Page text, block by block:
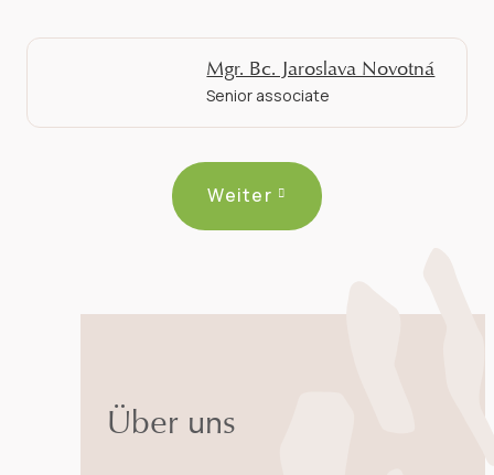
Mgr. Bc. Jaroslava Novotná
Senior associate
Weiter
Über uns